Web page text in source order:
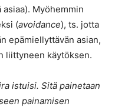
asiaa). Myöhemmin
(avoidance), ts. jotta
epämiellyttävän asian,
liittyneen käytöksen.
istuisi. Sitä painetaan
painamisen